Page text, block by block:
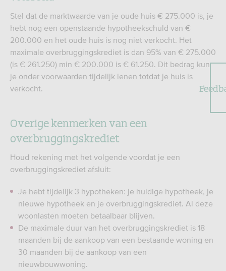
Stel dat de marktwaarde van je oude huis € 275.000 is, je
hebt nog een openstaande hypotheekschuld van €
200.000 en het oude huis is nog niet verkocht. Het
maximale overbruggingskrediet is dan 95% van € 275.000
(is € 261.250) min € 200.000 is € 61.250. Dit bedrag kun
je onder voorwaarden tijdelijk lenen totdat je huis is
verkocht.
Overige kenmerken van een
overbruggingskrediet
Houd rekening met het volgende voordat je een
overbruggingskrediet afsluit:
Je hebt tijdelijk 3 hypotheken: je huidige hypotheek, je
nieuwe hypotheek en je overbruggingskrediet. Al deze
woonlasten moeten betaalbaar blijven.
De maximale duur van het overbruggingskrediet is 18
maanden bij de aankoop van een bestaande woning en
30 maanden bij de aankoop van een
nieuwbouwwoning.